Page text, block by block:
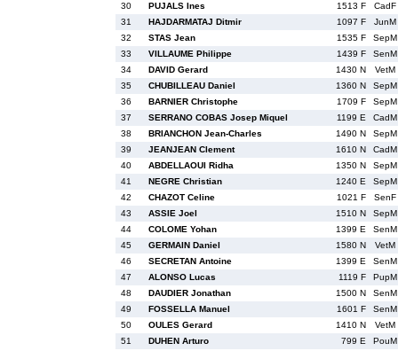
30
PUJALS Ines 1513 F
CadF
31
HAJDARMATAJ Ditmir 1097 F
JunM
32
STAS Jean 1535 F
SepM
33
VILLAUME Philippe 1439 F
SenM
34
DAVID Gerard 1430 N
VetM
35
CHUBILLEAU Daniel 1360 N
SepM
36
BARNIER Christophe 1709 F
SepM
37
SERRANO COBAS Josep Miquel 1199 E
CadM
38
BRIANCHON Jean-Charles 1490 N
SepM
39
JEANJEAN Clement 1610 N
CadM
40
ABDELLAOUI Ridha 1350 N
SepM
41
NEGRE Christian 1240 E
SepM
42
CHAZOT Celine 1021 F
SenF
43
ASSIE Joel 1510 N
SepM
44
COLOME Yohan 1399 E
SenM
45
GERMAIN Daniel 1580 N
VetM
46
SECRETAN Antoine 1399 E
SenM
47
ALONSO Lucas 1119 F
PupM
48
DAUDIER Jonathan 1500 N
SenM
49
FOSSELLA Manuel 1601 F
SenM
50
OULES Gerard 1410 N
VetM
51
DUHEN Arturo 799 E
PouM